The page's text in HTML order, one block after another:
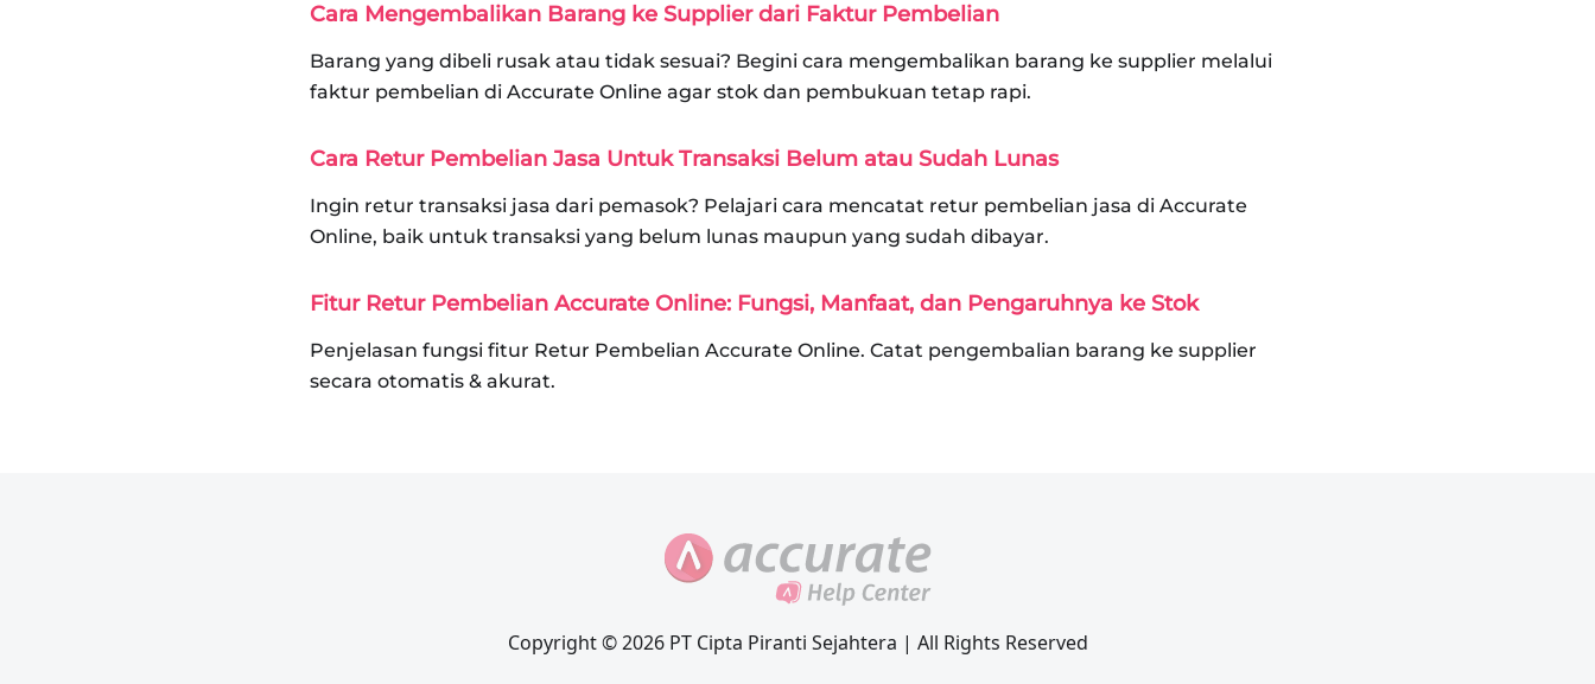
Cara Mengembalikan Barang ke Supplier dari Faktur Pembelian
Barang yang dibeli rusak atau tidak sesuai? Begini cara mengembalikan barang ke supplier melalui
faktur pembelian di Accurate Online agar stok dan pembukuan tetap rapi.
Cara Retur Pembelian Jasa Untuk Transaksi Belum atau Sudah Lunas
Ingin retur transaksi jasa dari pemasok? Pelajari cara mencatat retur pembelian jasa di Accurate
Online, baik untuk transaksi yang belum lunas maupun yang sudah dibayar.
Fitur Retur Pembelian Accurate Online: Fungsi, Manfaat, dan Pengaruhnya ke Stok
Penjelasan fungsi fitur Retur Pembelian Accurate Online. Catat pengembalian barang ke supplier
secara otomatis & akurat.
Copyright © 2026 PT Cipta Piranti Sejahtera | All Rights Reserved